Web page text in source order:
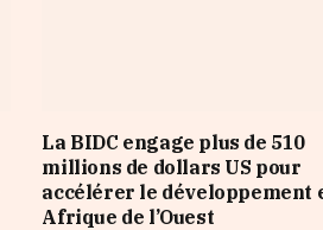
La BIDC engage plus de 510
millions de dollars US pour
accélérer le développement
Afrique de l’Ouest